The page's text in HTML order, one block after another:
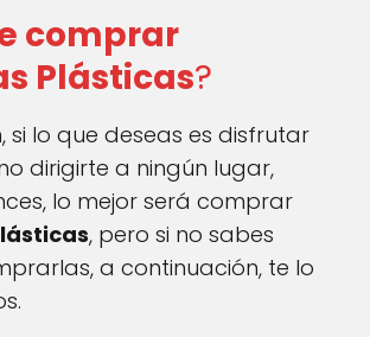
comprar
Plásticas?
si lo que deseas es disfrutar
dirigirte a ningún lugar,
lo mejor será comprar
, pero si no sabes
a continuación, te lo